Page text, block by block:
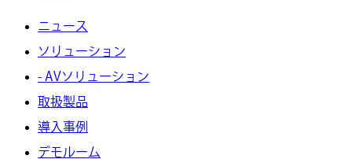
ニュース
ソリューション
- AVソリューション
取扱製品
導入事例
デモルーム